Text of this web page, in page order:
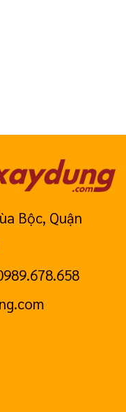
Bộc, Quận